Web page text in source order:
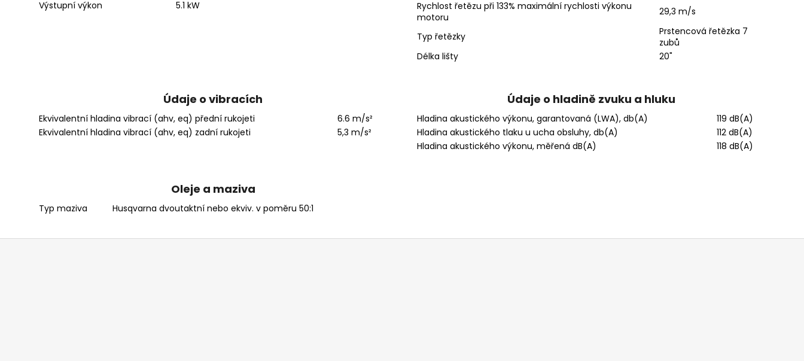
Výstupní výkon
5.1 kW
Rychlost řetězu při 133% maximální rychlosti výkonu
motoru
29,3 m/s
Typ řetězky
Prstencová řetězka 7
zubů
Délka lišty
20"
Údaje o vibracích
Ekvivalentní hladina vibrací (ahv, eq) přední rukojeti
6.6 m/s²
Ekvivalentní hladina vibrací (ahv, eq) zadní rukojeti
5,3 m/s²
Údaje o hladině zvuku a hluku
Hladina akustického výkonu, garantovaná (LWA), db(A)
119 dB(A)
Hladina akustického tlaku u ucha obsluhy, db(A)
112 dB(A)
Hladina akustického výkonu, měřená dB(A)
118 dB(A)
Oleje a maziva
Typ maziva Husqvarna dvoutaktní nebo ekviv. v poměru 50:1